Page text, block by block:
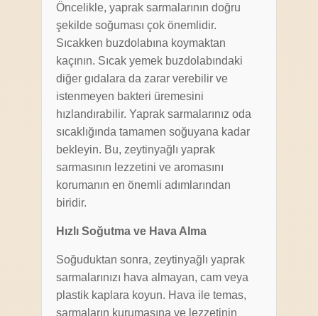
Öncelikle, yaprak sarmalarının doğru
şekilde soğuması çok önemlidir.
Sıcakken buzdolabına koymaktan
kaçının. Sıcak yemek buzdolabındaki
diğer gıdalara da zarar verebilir ve
istenmeyen bakteri üremesini
hızlandırabilir. Yaprak sarmalarınız oda
sıcaklığında tamamen soğuyana kadar
bekleyin. Bu, zeytinyağlı yaprak
sarmasının lezzetini ve aromasını
korumanın en önemli adımlarından
biridir.
Hızlı Soğutma ve Hava Alma
Soğuduktan sonra, zeytinyağlı yaprak
sarmalarınızı hava almayan, cam veya
plastik kaplara koyun. Hava ile temas,
sarmaların kurumasına ve lezzetinin